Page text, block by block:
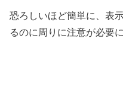
恐ろしいほど簡単に、表
るのに周りに注意が必要